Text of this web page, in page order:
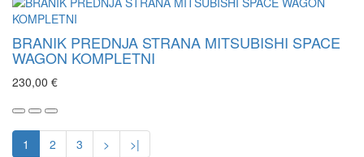
BRANIK PREDNJA STRANA MITSUBISHI SPACE
WAGON KOMPLETNI
230,00 €
1 2 3 > >|